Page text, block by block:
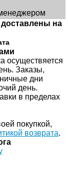
на
осуществяется
Заказы,
дни
день.
в пределах
покупкой,
возврата.